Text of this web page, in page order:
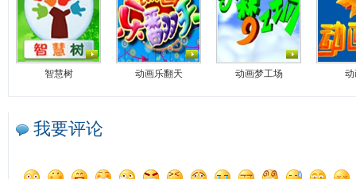
智慧树 动画乐翻天 动画梦工场 动
我要评论